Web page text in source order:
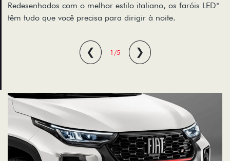
Redesenhados com o melhor estilo italiano, os faróis LED*
têm tudo que você precisa para dirigir à noite.
❮ 1/5 ❯